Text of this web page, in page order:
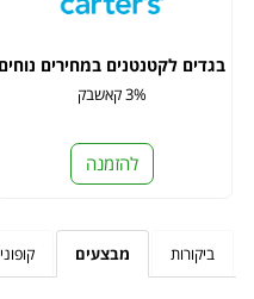
בגדים לקטנטנים במחירים נוחים
3% קאשבק
להזמנה
ביקורות מבצעים